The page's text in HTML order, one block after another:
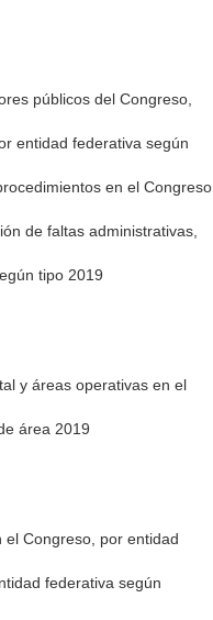
públicos del Congreso,
entidad federativa según
en el Congreso,
de faltas administrativas,
tipo 2019
y áreas operativas en el
área 2019
Congreso, por entidad
federativa según